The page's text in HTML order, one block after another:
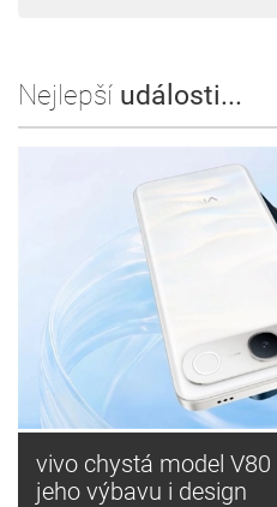
Nejlepší události...
vivo chystá model
jeho výbavu i design